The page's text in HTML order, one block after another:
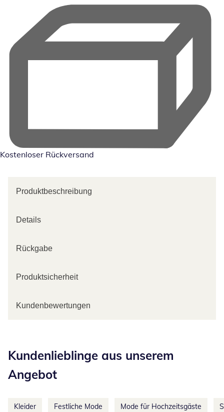
Kostenloser Rückversand
Produktbeschreibung
Details
Rückgabe
Produktsicherheit
Kundenbewertungen
Kundenlieblinge aus unserem
Angebot
Kleider Festliche Mode Mode für Hochzeitsgäste